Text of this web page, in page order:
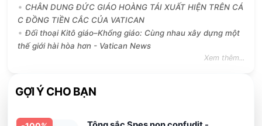
CHÂN DUNG ĐỨC GIÁO HOÀNG TÁI XUẤT HIỆN TRÊN CÁ
C ĐỒNG TIỀN CẮC CỦA VATICAN
Đối thoại Kitô giáo–Khổng giáo: Cùng nhau xây dựng một
thế giới hài hòa hơn - Vatican News
Xem thêm...
GỢI Ý CHO BẠN